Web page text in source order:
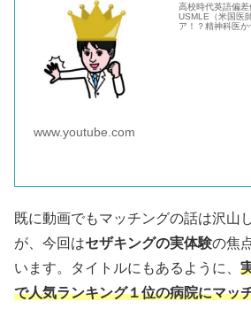
高校時代英語偏差
USMLE（米国医
ア！？精神科医か
www.youtube.com
既に動画でもマッチングの話は沢山
が、今回はセザキングの実体験の焦
います。タイトルにもあるように、
で人気ランキング１位の病院にマッ